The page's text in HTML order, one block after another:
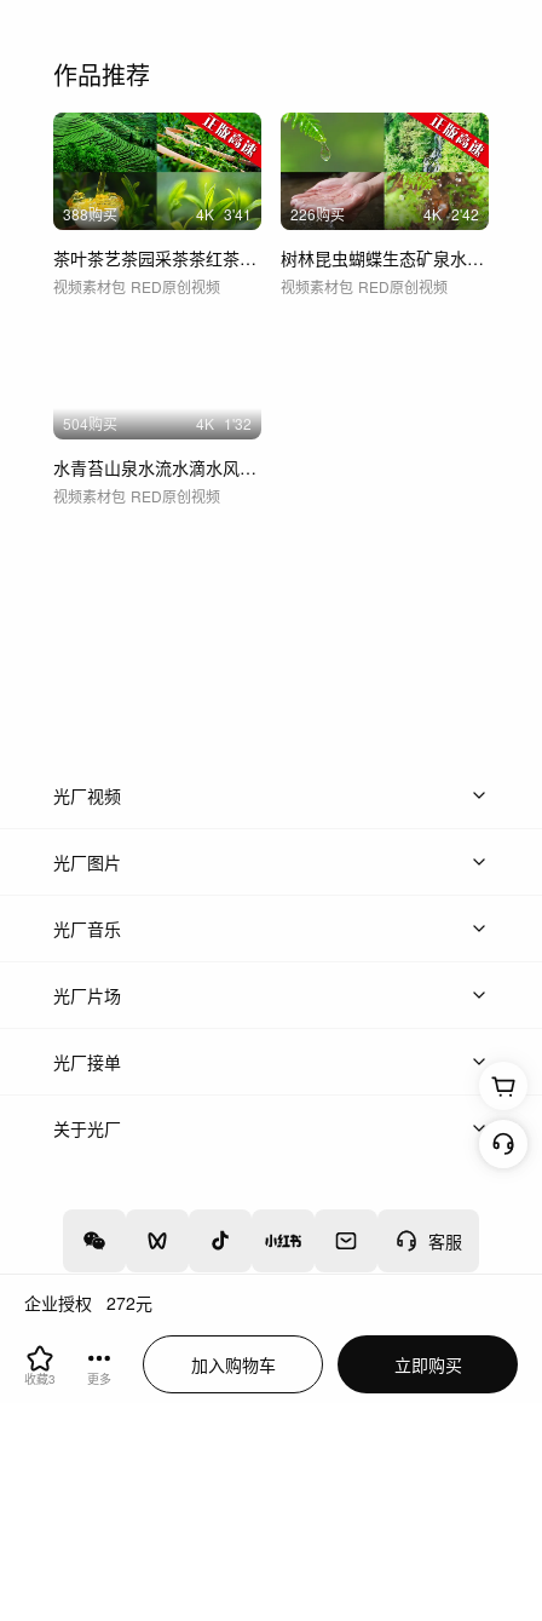
企业授权 272元
收藏3 更多
加入购物车 立即购买
作品推荐
388购买 4K 3'41
茶叶茶艺茶园采茶茶红茶绿茶春茶茶山茶道茶
视频素材包 RED原创视频
226购买 4K 2'42
树林昆虫蝴蝶生态矿泉水流山水雨水绿水青山
视频素材包 RED原创视频
504购买 4K 1'32
水青苔山泉水流水滴水风景森林自然大自然水
视频素材包 RED原创视频
客服
光厂视频
上传视频
光厂图片
上传图片
光厂音乐
热门音乐
光厂片场
上传案例
光厂接单
上架服务
关于光厂
增值电信业务经营许可证：川B2-20160192
蜀ICP备12020238号-4
川公网安备51019002000262
违法和不良信息举报中心